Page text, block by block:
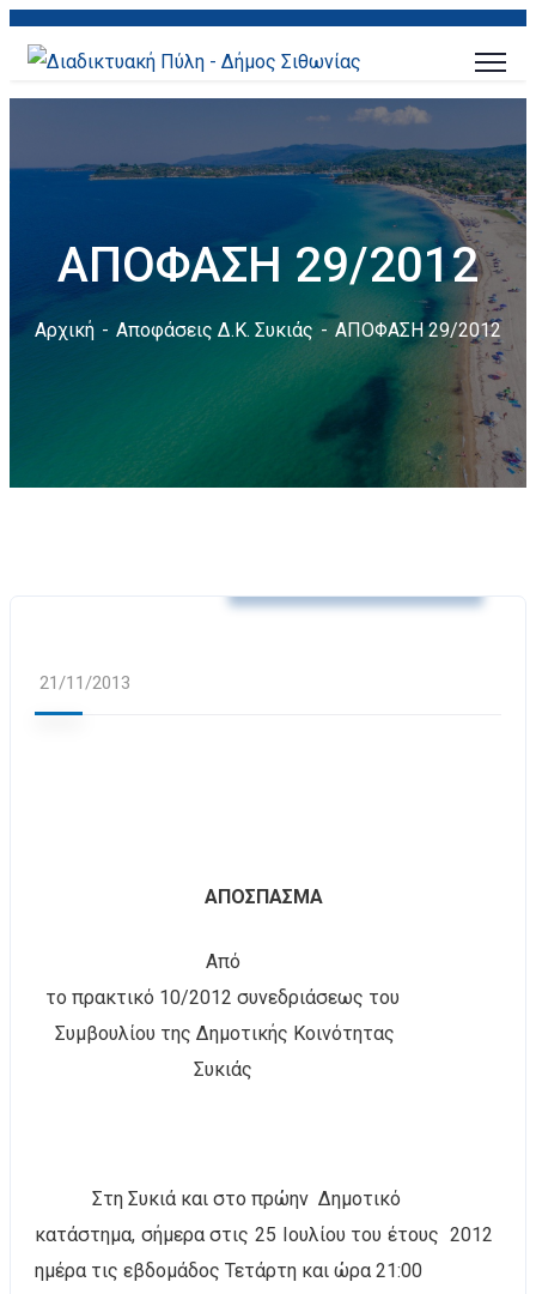
ΑΠΟΦΑΣΗ 29/2012
Αρχική Αποφάσεις Δ.Κ. Συκιάς ΑΠΟΦΑΣΗ 29/2012
21/11/2013
ΑΠΟΣΠΑΣΜΑ
Από
το πρακτικό 10/2012 συνεδριάσεως του
Συμβουλίου της Δημοτικής Κοινότητας
Συκιάς
Στη Συκιά και στο πρώην Δημοτικό
κατάστημα, σήμερα στις 25 Ιουλίου του έτους 2012
ημέρα τις εβδομάδος Τετάρτη και ώρα 21:00